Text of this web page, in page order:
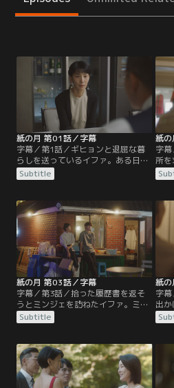
紙の月 第01話／字幕
字幕／第1話／ギヒョンと退屈な暮
らしを送っているイファ。ある日、
ギヒョンの会社の昼食会に出席した
イファは、かつての同僚がギヒョン
行の理事である妻を紹介される。一
方、ガウルはイファたちと約束した
レストランで服や化粧の好みの似た
女性を見かけ…。
Subtitle
紙
字
所を
す。
ま
業
主が
り、
とり
紙の月 第03話／字幕
字幕／第3話／拾った履歴書を返そ
うとミンジェを訪ねたイファ。ミン
ジェから幼い頃にビョンシクの元に
預けられ、ビョンシクとの生活が嫌
く。ミンジェがお金に困っているこ
とを知り同情したイファは、ビョン
シクから渡された箱をケーキだと言
ってミンジェに渡し…。
Subtitle
紙
字
出
もプ
下さ
然
故
作
渡